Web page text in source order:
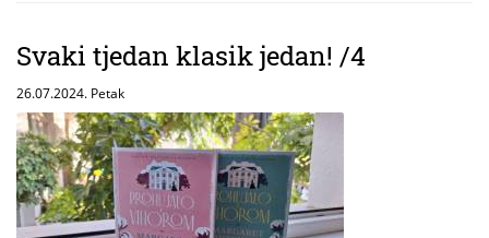
Svaki tjedan klasik jedan! /4
26.07.2024. Petak